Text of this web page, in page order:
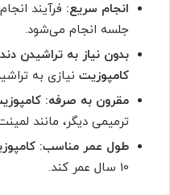
انجام سریع: فرآیند انجام
جلسه انجام می‌شود.
بدون نیاز به تراشیدن
کامپوزیت نیازی به
مقرون به صرفه:
ترمیمی دیگر، مانند
طول عمر مناسب:
10 سال عمر کند.